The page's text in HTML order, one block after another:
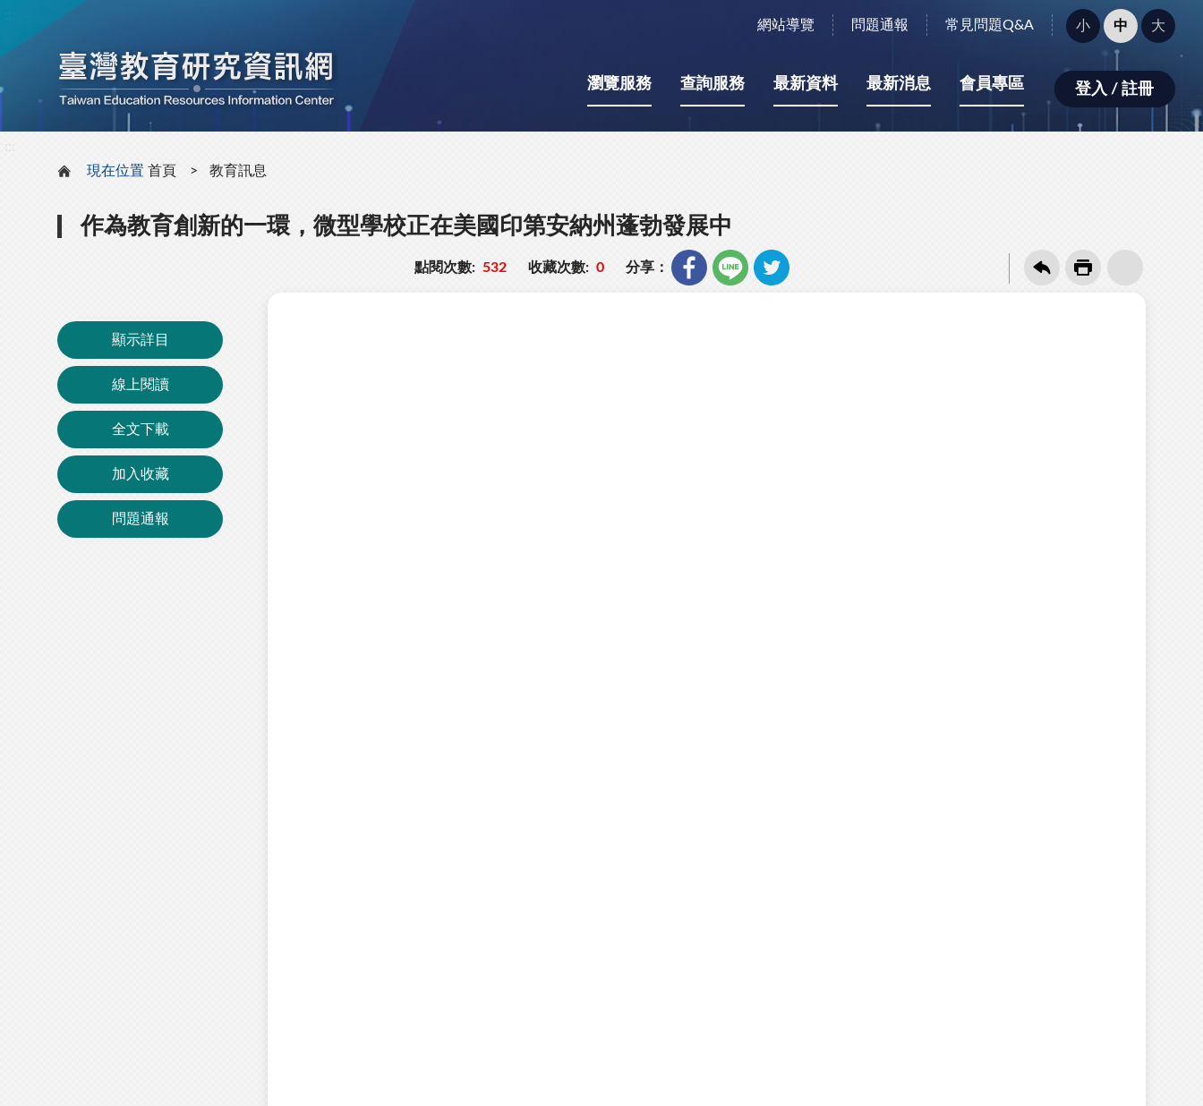
網站導覽 問題通報 常見問題Q&A
字
型
小：
小 中 大
瀏覽服務 查詢服務 最新資料 最新消息 會員專區 登入 / 註冊
現在位置 首頁 教育訊息
作為教育創新的一環，微型學校正在美國印第安納州蓬勃發展中
點閱次數: 532 收藏次數: 0 分享：
顯示詳目
線上閱讀
全文下載
加入收藏
問題通報